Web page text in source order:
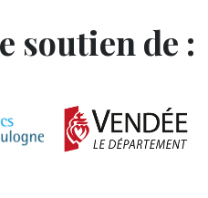
soutien de :